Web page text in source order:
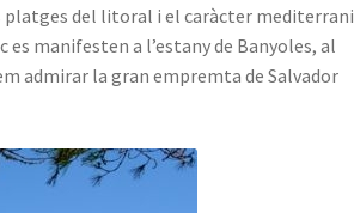
platges del litoral i el caràcter mediterrani
manifesten a l’estany de Banyoles, al
admirar la gran empremta de Salvador